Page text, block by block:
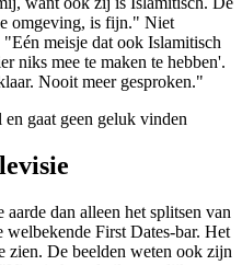
omgeving, is fijn." Niet
meisje dat ook Islamitisch
niks mee te maken te hebben'.
Nooit meer gesproken."
gaat geen geluk vinden
dan alleen het splitsen van
welbekende First Dates-bar. Het
zien. De beelden weten ook zijn